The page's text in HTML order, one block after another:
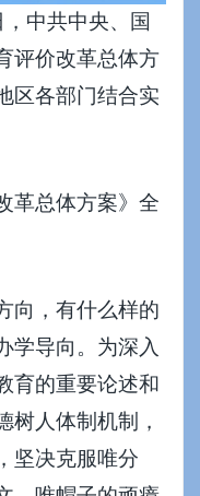
中共中央、国
评价改革总体方
区各部门结合实
总体方案》全
，有什么样的
学导向。为深入
育的重要论述和
树人体制机制，
坚决克服唯分